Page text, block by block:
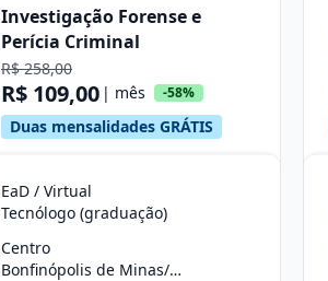
Investigação Forense e
Perícia Criminal
R$ 258,00
R$ 109,00 | mês -58%
Duas mensalidades GRÁTIS
EaD / Virtual
Tecnólogo (graduação)
Centro
Bonfinópolis de Minas/MG